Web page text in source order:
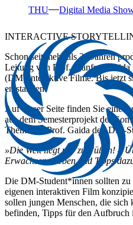
THU Digital Media
INTERACTIVE
Schon seit mehr als 20 Jahren
Leitung von Prof. Manfred Gaida
(DM) interaktive Filme. Bis jetzt
entstanden.
Auf dieser Seite finden Sie eine
aus dem Semesterprojekt des
Thema hat Prof. Gaida den DM-
»Die Welt liegt mir zu Füßen! –
Erwachsenenleben und Tipps
Die DM-Student*innen sollten zu
eigenen interaktiven Film
sollen jungen Menschen, die sich
befinden, Tipps für den Aufbruch